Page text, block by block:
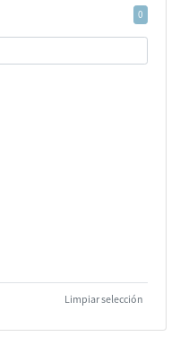
0
Limpiar selección